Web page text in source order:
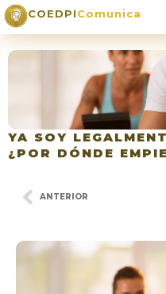
COEDPIComunica
YA SOY
¿POR DÓNDE
ANTERIOR